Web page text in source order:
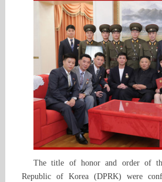
The title of honor and order of
Republic of Korea (DPRK) were